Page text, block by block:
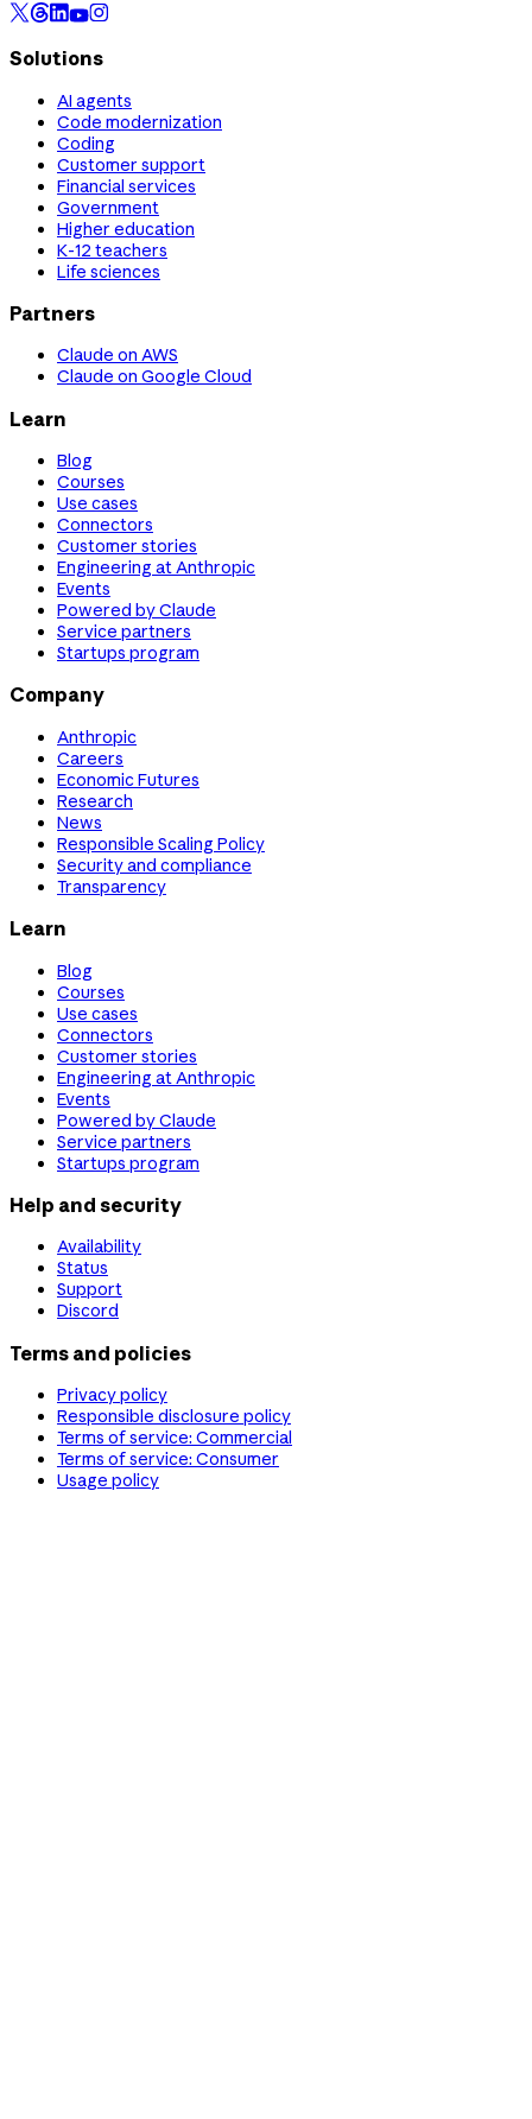
Solutions
AI agents
Code modernization
Coding
Customer support
Financial services
Government
Higher education
K-12 teachers
Life sciences
Partners
Claude on AWS
Claude on Google Cloud
Learn
Blog
Courses
Use cases
Connectors
Customer stories
Engineering at Anthropic
Events
Powered by Claude
Service partners
Startups program
Company
Anthropic
Careers
Economic Futures
Research
News
Responsible Scaling Policy
Security and compliance
Transparency
Learn
Blog
Courses
Use cases
Connectors
Customer stories
Engineering at Anthropic
Events
Powered by Claude
Service partners
Startups program
Help and security
Availability
Status
Support
Discord
Terms and policies
Privacy policy
Responsible disclosure policy
Terms of service: Commercial
Terms of service: Consumer
Usage policy